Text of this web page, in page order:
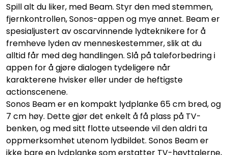
Spill alt du liker, med Beam. Styr den med stemmen,
fjernkontrollen, Sonos-appen og mye annet. Beam er
spesialjustert av oscarvinnende lydteknikere for å
fremheve lyden av menneskestemmer, slik at du
alltid får med deg handlingen. Slå på taleforbedring i
appen for å gjøre dialogen tydeligere når
karakterene hvisker eller under de heftigste
actionscenene.
Sonos Beam er en kompakt lydplanke 65 cm bred, og
7 cm høy. Dette gjør det enkelt å få plass på TV-
benken, og med sitt flotte utseende vil den aldri ta
oppmerksomhet utenom lydbildet. Sonos Beam er
ikke bare en lydplanke som erstatter TV-høyttalerne,